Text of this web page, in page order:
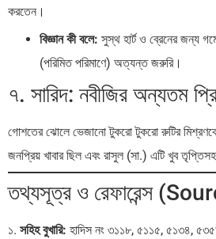
করতেন।
বিজ্ঞান কী বলে: সুস্থ হার্ট ও ব্রেনের জন্য
(পরিমিত পরিমাণে) অত্যন্ত জরুরি।
৭. সারিদ: নবীজির অন্যতম
গোশতের ঝোলে ভেজানো টুকরো টুকরো রুটির
জনপ্রিয় খাবার ছিল এবং রাসুল (সা.) এটি খুব
তথ্যসূত্র ও রেফারেন্স
১. সহিহ বুখারি: হাদিস নং ৩১১৮, ৫১১৫, ৫১৩৪,